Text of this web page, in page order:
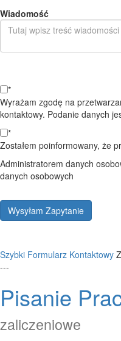
Wiadomość
*
Wyrażam zgodę na
kontaktowy. Podanie danych
*
Zostałem poinformowany, że
Administratorem danych
danych osobowych
Wysyłam Zapytanie
Szybki Formularz Kontaktowy
---
Pisanie
zaliczeniowe